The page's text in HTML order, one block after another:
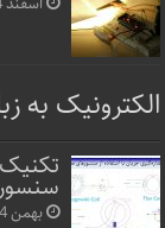
الکترونیک به
بهمن 24, 1400